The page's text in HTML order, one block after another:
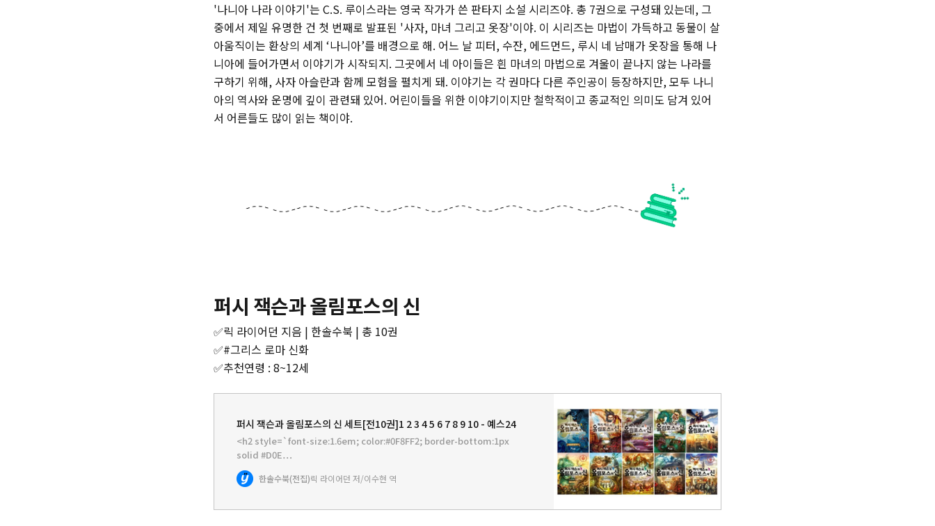
'나니아 나라 이야기'는 C.S. 루이스라는 영국 작가가 쓴 판타지 소설 시리즈야. 총 7권으로 구성돼 있는데, 그
중에서 제일 유명한 건 첫 번째로 발표된 '사자, 마녀 그리고 옷장'이야. 이 시리즈는 마법이 가득하고 동물이 살
아움직이는 환상의 세계 ‘나니아’를 배경으로 해. 어느 날 피터, 수잔, 에드먼드, 루시 네 남매가 옷장을 통해 나
니아에 들어가면서 이야기가 시작되지. 그곳에서 네 아이들은 흰 마녀의 마법으로 겨울이 끝나지 않는 나라를
구하기 위해, 사자 아슬란과 함께 모험을 펼치게 돼. 이야기는 각 권마다 다른 주인공이 등장하지만, 모두 나니
아의 역사와 운명에 깊이 관련돼 있어. 어린이들을 위한 이야기이지만 철학적이고 종교적인 의미도 담겨 있어
서 어른들도 많이 읽는 책이야.
퍼시 잭슨과 올림포스의 신
✅릭 라이어던 지음 | 한솔수북 | 총 10권
✅#그리스 로마 신화
✅추천연령 : 8~12세
퍼시 잭슨과 올림포스의 신 세트[전10권]1 2 3 4 5 6 7 8 9 10 - 예스24
<h2 style=`font-size:1.6em; color:#0F8FF2; border-bottom:1px
solid #D0E…
한솔수북(전집)릭 라이어던 저/이수현 역